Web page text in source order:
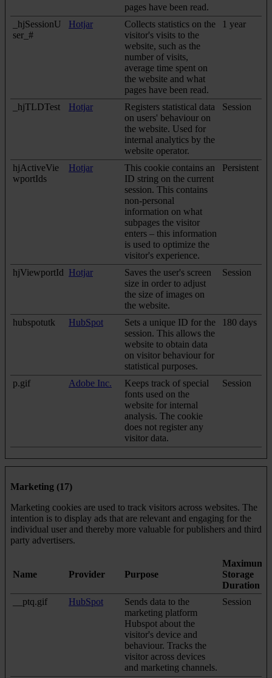
pages have been read.
_hjSessionU
ser_#
Hotjar
Collects statistics on the
visitor's visits to the
website, such as the
number of visits,
average time spent on
the website and what
pages have been read.
1 year
_hjTLDTest Hotjar
Registers statistical data
on users' behaviour on
the website. Used for
internal analytics by the
website operator.
Session
hjActiveVie
wportIds
Hotjar
This cookie contains an
ID string on the current
session. This contains
non-personal
information on what
subpages the visitor
enters – this information
is used to optimize the
visitor's experience.
Persistent
hjViewportId Hotjar
Saves the user's screen
size in order to adjust
the size of images on
the website.
Session
hubspotutk HubSpot
Sets a unique ID for the
session. This allows the
website to obtain data
on visitor behaviour for
statistical purposes.
180 days
p.gif Adobe Inc.
Keeps track of special
fonts used on the
website for internal
analysis. The cookie
does not register any
visitor data.
Session
Marketing (17)
Marketing cookies are used to track visitors across websites. The
intention is to display ads that are relevant and engaging for the
individual user and thereby more valuable for publishers and third
party advertisers.
Name Provider Purpose
Maximum
Storage
Duration
__ptq.gif
HubSpot
Sends data to the
marketing platform
Hubspot about the
visitor's device and
behaviour. Tracks the
visitor across devices
and marketing channels.
Session